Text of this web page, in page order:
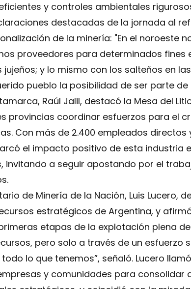
y controles ambientales
destacadas de la jornada al
de la minería: "En el noroeste
proveedores para determinados fines
y lo mismo con los salteños en
pueblo la posibilidad de ser parte
Raúl Jalil, destacó la Mesa del
provincias coordinar esfuerzos para el
Con más de 2.400 empleados directos
el impacto positivo de esta industria
invitando a seguir apostando por el
de Minería de la Nación, Luis Lucero,
estratégicos de Argentina, y
etapas de la explotación plena
pero solo a través de un esfuerzo
lo que tenemos”, señaló. Lucero
y comunidades para consolidar